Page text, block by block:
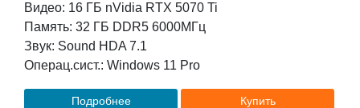
Видео: 16 ГБ nVidia RTX 5070 Ti
Память: 32 ГБ DDR5 6000МГц
Звук: Sound HDA 7.1
Операц.сист.: Windows 11 Pro
Подробнее Купить